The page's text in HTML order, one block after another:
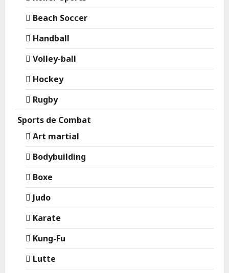
Beach Soccer
Handball
Volley-ball
Hockey
Rugby
Sports de Combat
Art martial
Bodybuilding
Boxe
Judo
Karate
Kung-Fu
Lutte